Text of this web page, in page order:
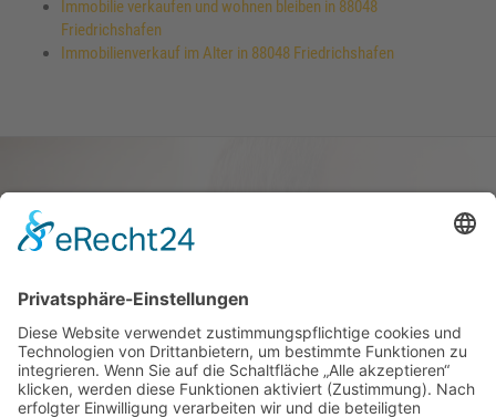
Immobilie verkaufen und wohnen bleiben in 88048
Friedrichshafen
Immobilienverkauf im Alter in 88048 Friedrichshafen
verkaufen und darin
wohnen bleiben
Verkaufen Sie Ihr Haus oder Ihre
Eigen­tums­woh­nung und bleiben Sie